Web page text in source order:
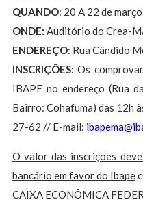
QUANDO: 20 A 22 de
ONDE: Auditório do Crea-
ENDEREÇO: Rua Cândido
INSCRIÇÕES: Os
IBAPE no endereço (Rua
Bairro: Cohafuma) das
27-62 // E-mail:
O valor das inscrições
bancário em favor do Ibape
CAIXA ECONÔMICA